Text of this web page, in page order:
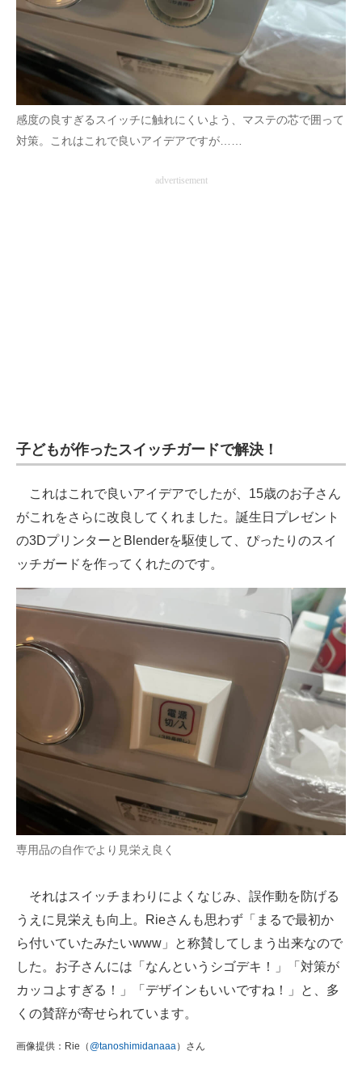
感度の良すぎるスイッチに触れにくいよう、マステの芯で囲って
対策。これはこれで良いアイデアですが……
advertisement
子どもが作ったスイッチガードで解決！
これはこれで良いアイデアでしたが、15歳のお子さん
がこれをさらに改良してくれました。誕生日プレゼント
の3DプリンターとBlenderを駆使して、ぴったりのスイ
ッチガードを作ってくれたのです。
専用品の自作でより見栄え良く
それはスイッチまわりによくなじみ、誤作動を防げる
うえに見栄えも向上。Rieさんも思わず「まるで最初か
ら付いていたみたいwww」と称賛してしまう出来なので
した。お子さんには「なんというシゴデキ！」「対策が
カッコよすぎる！」「デザインもいいですね！」と、多
くの賛辞が寄せられています。
画像提供：Rie（ @tanoshimidanaaa）さん